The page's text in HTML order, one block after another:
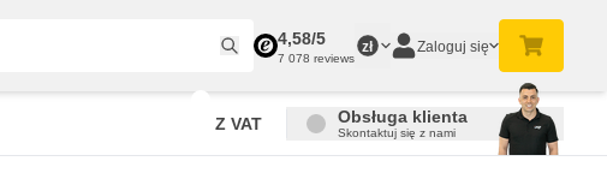
4,58/5
7 078 reviews
zł Zaloguj się
Z VAT Obsługa klienta
Skontaktuj się z nami